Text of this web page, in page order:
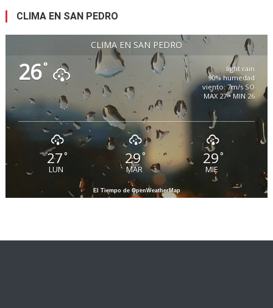
CLIMA EN SAN PEDRO
CLIMA EN SAN PEDRO
26°
light rain
90% humedad
viento: 7m/s SO
MAX 27 • MIN 26
27°
LUN
29 °
MAR
29°
MIE
El Tiempo de OpenWeatherMap